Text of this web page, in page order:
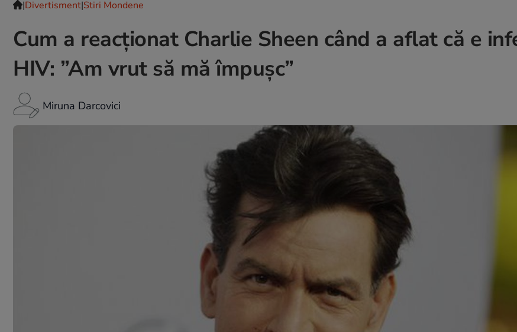
|Divertisment|Stiri Mondene
Cum a reacționat Charlie Sheen când a aflat că e
HIV: ”Am vrut să mă împușc”
Miruna Darcovici